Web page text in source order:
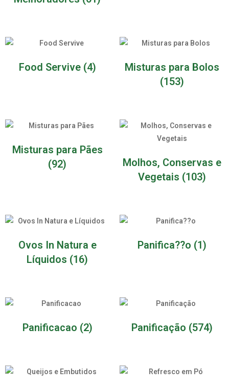
Food Servive (4)
Misturas para Bolos
(153)
Misturas para Pães
(92)
Molhos, Conservas e
Vegetais (103)
Ovos In Natura e
Líquidos (16)
Panifica??o (1)
Panificacao (2) Panificação (574)